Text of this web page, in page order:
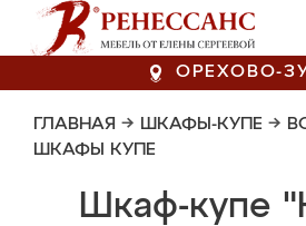
ОРЕХОВО-
ГЛАВНАЯ → ШКАФЫ-КУПЕ →
ШКАФЫ КУПЕ
Шкаф-купе